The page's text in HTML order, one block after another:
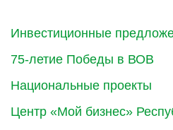
Инвестиционные
75-летие Победы в ВОВ
Национальные проекты
Центр «Мой бизнес»